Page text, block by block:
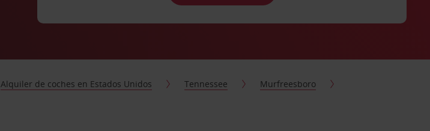
Alquiler de coches en Estados Unidos Tennessee
Murfreesboro